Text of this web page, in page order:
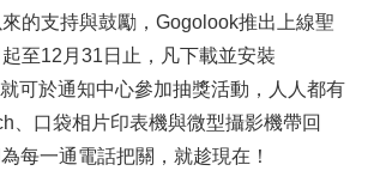
的支持與鼓勵，Gogolook推出上線聖
至12月31日止，凡下載並安裝
可於通知中心參加抽獎活動，人人都有
、口袋相片印表機與微型攝影機帶回
每一通電話把關，就趁現在！